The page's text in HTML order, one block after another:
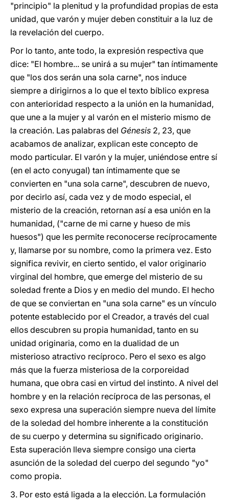
"principio" la plenitud y la profundidad propias de esta
unidad, que varón y mujer deben constituir a la luz de
la revelación del cuerpo.
Por lo tanto, ante todo, la expresión respectiva que
dice: "El hombre... se unirá a su mujer" tan íntimamente
que "los dos serán una sola carne", nos induce
siempre a dirigirnos a lo que el texto bíblico expresa
con anterioridad respecto a la unión en la humanidad,
que une a la mujer y al varón en el misterio mismo de
la creación. Las palabras del Génesis 2, 23, que
acabamos de analizar, explican este concepto de
modo particular. El varón y la mujer, uniéndose entre sí
(en el acto conyugal) tan íntimamente que se
convierten en "una sola carne", descubren de nuevo,
por decirlo así, cada vez y de modo especial, el
misterio de la creación, retornan así a esa unión en la
humanidad, ("carne de mi carne y hueso de mis
huesos") que les permite reconocerse recíprocamente
y, llamarse por su nombre, como la primera vez. Esto
significa revivir, en cierto sentido, el valor originario
virginal del hombre, que emerge del misterio de su
soledad frente a Dios y en medio del mundo. El hecho
de que se conviertan en "una sola carne" es un vínculo
potente establecido por el Creador, a través del cual
ellos descubren su propia humanidad, tanto en su
unidad originaria, como en la dualidad de un
misterioso atractivo recíproco. Pero el sexo es algo
más que la fuerza misteriosa de la corporeidad
humana, que obra casi en virtud del instinto. A nivel del
hombre y en la relación recíproca de las personas, el
sexo expresa una superación siempre nueva del límite
de la soledad del hombre inherente a la constitución
de su cuerpo y determina su significado originario.
Esta superación lleva siempre consigo una cierta
asunción de la soledad del cuerpo del segundo "yo"
como propia.
3. Por esto está ligada a la elección. La formulación